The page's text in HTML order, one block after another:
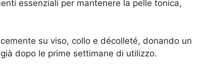
essenziali per mantenere la pelle tonica,
su viso, collo e décolleté, donando un
dopo le prime settimane di utilizzo.